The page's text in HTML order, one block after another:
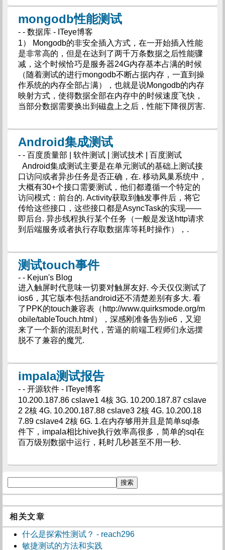
mongodb性能测试
- - 数据库 - ITeye博客
1） Mongodb的非安全插入方式，在一开始插入性能
是非常高的，但是在达到了两千万条数据之后性能骤
减，这个时候恰巧是服务器24G内存基本占满的时候
（随着测试的进行mongodb不断占据内存，一直到操
作系统的内存全部占满），也就是说Mongodb的内存
映射方式，使得数据全部在内存中的时候速度飞快，
当部分数据需要换出到磁盘上之后，性能下降很厉害.
Android集成测试
- - 百度质量部 | 软件测试 | 测试技术 | 百度测试
Android集成测试主要是在单元测试的基础上测试接
口访问或者异步任务是否正确，在. 移动凤巢系统中，
大概有30+个接口需要测试，他们都遵循一个特定的
访问模式：前台的. Activity获取到触发事件后，将它
传给这些接口，这些接口都是AsyncTask的实现——
即后台. 异步线程执行某个任务（一般是发送http请求
到后端服务或者执行存取数据库等耗时操作），.
测试touch事件
- - Kejun's Blog
进入触屏时代意味一切要对触屏友好. 今天仅仅测试了
ios6，其它版本包括android还不清楚差别有多大. 看
了PPK的touch兼容表（http://www.quirksmode.org/m
obile/tableTouch.html），深感刚准备告别ie6，又迎
来了一个新的混乱时代，苦逼的前端工程师们永远摆
脱不了兼容的魔咒.
impala测试报告
- - 开源软件 - ITeye博客
10.200.187.86 cslave1 4核 3G. 10.200.187.87 cslave
2 2核 4G. 10.200.187.88 cslave3 2核 4G. 10.200.18
7.89 cslave4 2核 6G. 1.在内存够用并且是简单sql条
件下，impala相比hive执行效率高很多，简单的sql在
百万级别数据中运行，耗时几秒甚至不用一秒.
相关文章
什么是探索性测试？ - reach296
敏捷测试的方法和实践